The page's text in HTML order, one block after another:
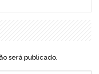
será publicado.